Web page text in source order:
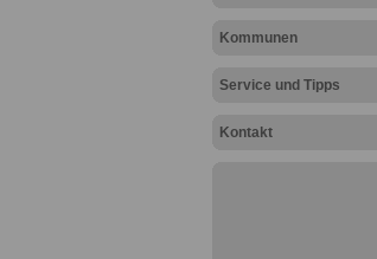
Kommunen
Service und Tipps
Kontakt